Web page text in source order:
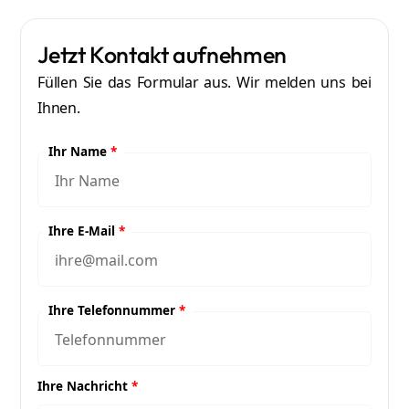
Jetzt Kontakt aufnehmen
Füllen Sie das Formular aus. Wir melden uns bei
Ihnen.
Ihr Name*
Ihre E-Mail*
Ihre Telefonnummer*
Ihre Nachricht*